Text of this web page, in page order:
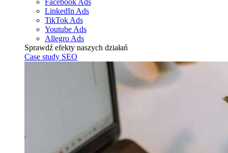
Facebook Ads
LinkedIn Ads
TikTok Ads
Youtube Ads
Allegro Ads
Sprawdź efekty naszych działań
Case study SEO